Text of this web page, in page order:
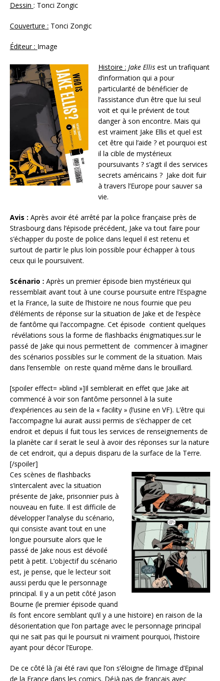
Dessin : Tonci Zongic
Couverture : Tonci Zongic
Éditeur : Image
Histoire : Jake Ellis est un trafiquant
d’information qui a pour
particularité de bénéficier de
l’assistance d’un être que lui seul
voit et qui le prévient de tout
danger à son encontre. Mais qui
est vraiment Jake Ellis et quel est
cet être qui l’aide ? et pourquoi est
il la cible de mystérieux
poursuivants ? s’agit il des services
secrets américains ? Jake doit fuir
à travers l’Europe pour sauver sa
vie.
Avis : Après avoir été arrêté par la police française près de
Strasbourg dans l’épisode précédent, Jake va tout faire pour
s’échapper du poste de police dans lequel il est retenu et
surtout de partir le plus loin possible pour échapper à tous
ceux qui le poursuivent.
Scénario : Après un premier épisode bien mystérieux qui
ressemblait avant tout à une course poursuite entre l’Espagne
et la France, la suite de l’histoire ne nous fournie que peu
d’éléments de réponse sur la situation de Jake et de l’espèce
de fantôme qui l’accompagne. Cet épisode contient quelques
révélations sous la forme de flashbacks énigmatiques.sur le
passé de Jake qui nous permettent de commencer à imaginer
des scénarios possibles sur le comment de la situation. Mais
dans l’ensemble on reste quand même dans le brouillard.
[spoiler effect= »blind »]Il semblerait en effet que Jake ait
commencé à voir son fantôme personnel à la suite
d’expériences au sein de la « facility » (l’usine en VF). L’être qui
l’accompagne lui aurait aussi permis de s’échapper de cet
endroit et depuis il fuit tous les services de renseignements de
la planète car il serait le seul à avoir des réponses sur la nature
de cet endroit, qui a depuis disparu de la surface de la Terre.
[/spoiler]
Ces scènes de flashbacks
s’intercalent avec la situation
présente de Jake, prisonnier puis à
nouveau en fuite. Il est difficile de
développer l’analyse du scénario,
qui consiste avant tout en une
longue poursuite alors que le
passé de Jake nous est dévoilé
petit à petit. L’objectif du scénario
est, je pense, que le lecteur soit
aussi perdu que le personnage
principal. Il y a un petit côté Jason
Bourne (le premier épisode quand
ils font encore semblant qu’il y a une histoire) en raison de la
désorientation que l’on partage avec le personnage principal
qui ne sait pas qui le poursuit ni vraiment pourquoi, l’histoire
ayant pour décor l’Europe.
De ce côté là j’ai été ravi que l’on s’éloigne de l’image d’Epinal
de la France dans les comics. Déjà pas de français avec